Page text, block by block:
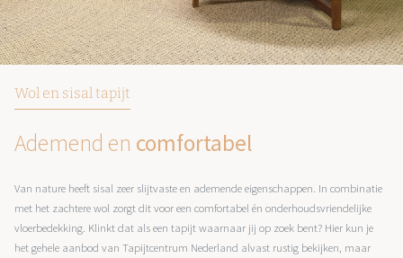
Wol en sisal tapijt
Ademend en comfortabel
Van nature heeft sisal zeer slijtvaste en ademende eigenschappen. In combinatie
met het zachtere wol zorgt dit voor een comfortabel én onderhoudsvriendelijke
vloerbedekking. Klinkt dat als een tapijt waarnaar jij op zoek bent? Hier kun je
het gehele aanbod van Tapijtcentrum Nederland alvast rustig bekijken, maar